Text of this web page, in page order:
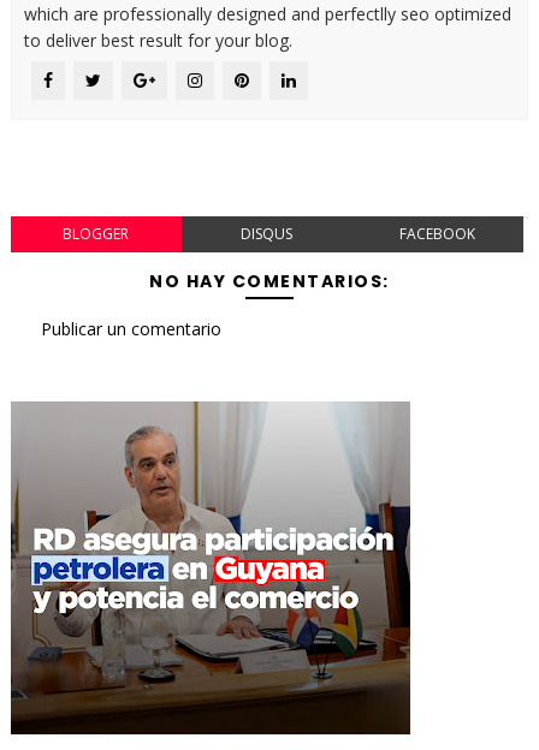
which are professionally designed and perfectlly seo optimized
to deliver best result for your blog.
BLOGGER DISQUS FACEBOOK
NO HAY COMENTARIOS:
Publicar un comentario